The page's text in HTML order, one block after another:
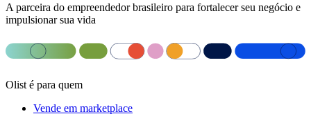
A parceira do empreendedor brasileiro para fortalecer seu negócio e
impulsionar sua vida
Olist é para quem
Vende em marketplace